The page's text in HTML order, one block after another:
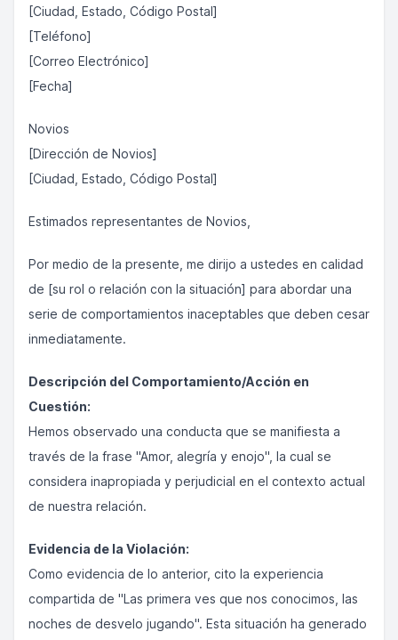
[Ciudad, Estado, Código Postal]
[Teléfono]
[Correo Electrónico]
[Fecha]
Novios
[Dirección de Novios]
[Ciudad, Estado, Código Postal]
Estimados representantes de Novios,
Por medio de la presente, me dirijo a ustedes en calidad
de [su rol o relación con la situación] para abordar una
serie de comportamientos inaceptables que deben cesar
inmediatamente.
Descripción del Comportamiento/Acción en
Cuestión:
Hemos observado una conducta que se manifiesta a
través de la frase "Amor, alegría y enojo", la cual se
considera inapropiada y perjudicial en el contexto actual
de nuestra relación.
Evidencia de la Violación:
Como evidencia de lo anterior, cito la experiencia
compartida de "Las primera ves que nos conocimos, las
noches de desvelo jugando". Esta situación ha generado